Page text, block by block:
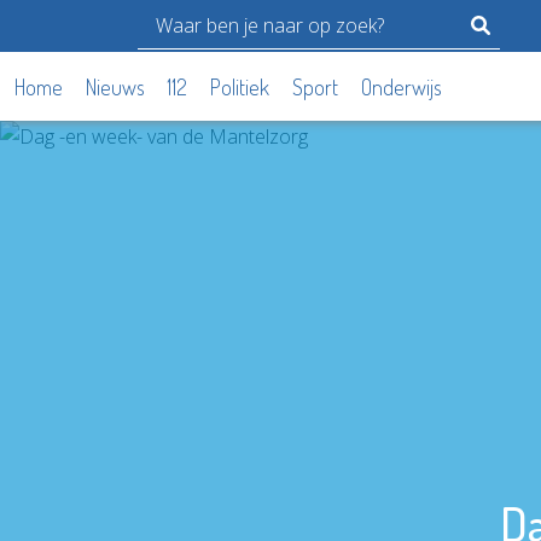
Home Nieuws 112 Politiek Sport Onderwijs